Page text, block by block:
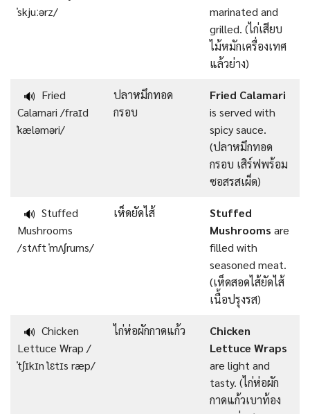
ˈskjuːərz/
marinated and
grilled. (ไก่เสียบ
ไม้หมักเครื่องเทศ
แล้วย่าง)
🔊 Fried
Calamari /fraɪd
ˈkæləməri/
ปลาหมึกทอด
กรอบ
Fried Calamari
is served with
spicy sauce.
(ปลาหมึกทอด
กรอบ เสิร์ฟพร้อม
ซอสรสเผ็ด)
🔊 Stuffed
Mushrooms
/stʌft ˈmʌʃrums/
เห็ดยัดไส้
Stuffed
Mushrooms are
filled with
seasoned meat.
(เห็ดสอดไส้ยัดไส้
เนื้อปรุงรส)
🔊 Chicken
Lettuce Wrap /
ˈtʃɪkɪn ˈlɛtɪs ræp/
ไก่ห่อผักกาดแก้ว
Chicken
Lettuce Wraps
are light and
tasty. (ไก่ห่อผัก
กาดแก้วเบาท้อง